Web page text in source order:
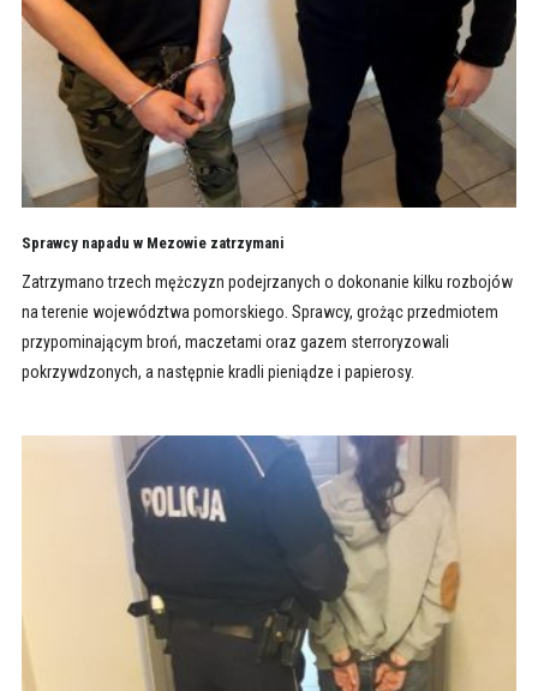
Sprawcy napadu w Mezowie zatrzymani
Zatrzymano trzech mężczyzn podejrzanych o dokonanie kilku rozbojów
na terenie województwa pomorskiego. Sprawcy, grożąc przedmiotem
przypominającym broń, maczetami oraz gazem sterroryzowali
pokrzywdzonych, a następnie kradli pieniądze i papierosy.